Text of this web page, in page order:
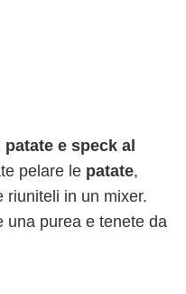
e speck al
pelare le patate,
riuniteli in un mixer.
una purea e tenete da